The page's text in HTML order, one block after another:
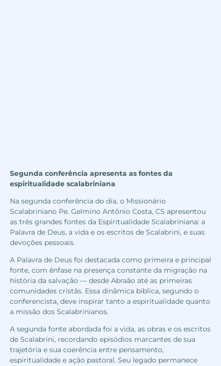
Segunda conferência apresenta as fontes da
espiritualidade scalabriniana
Na segunda conferência do dia, o Missionário
Scalabriniano Pe. Gelmino Antônio Costa, CS apresentou
as três grandes fontes da Espiritualidade Scalabriniana: a
Palavra de Deus, a vida e os escritos de Scalabrini, e suas
devoções pessoais.
A Palavra de Deus foi destacada como primeira e principal
fonte, com ênfase na presença constante da migração na
história da salvação — desde Abraão até as primeiras
comunidades cristãs. Essa dinâmica bíblica, segundo o
conferencista, deve inspirar tanto a espiritualidade quanto
a missão dos Scalabrinianos.
A segunda fonte abordada foi a vida, as obras e os escritos
de Scalabrini, recordando episódios marcantes de sua
trajetória e sua coerência entre pensamento,
espiritualidade e ação pastoral. Seu legado permanece